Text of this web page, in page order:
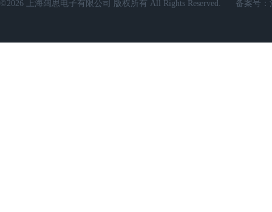
©2026 上海阔思电子有限公司 版权所有 All Rights Reserved. 备案号：